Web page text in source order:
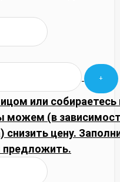
или собираетесь
можем (в
снизить цену.